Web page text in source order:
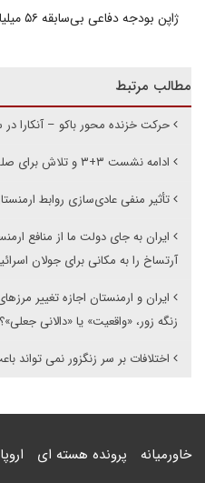
ژاپن بودجه دفاعی بی‌سابقه ۵۶ میلیارد دلاری را در نظر دارد
مطالب مرتبط
حرکت خزنده محور باکو – آنکارا
ادامه نشست ۳+۳ و تلاش برای صلح در قفقاز
تأثیر منفی عادی‌سازی روابط
ایران به جای دولت ما از منافع
آرتساخ را به مکانی برای جولان
ایران و ارمنستان اجازه تغییر
زنگه زور، «واقعیت» یا «دالانی جعلی»؟
اختلافات بر سر زنگزور نمی تواند
خاورمیانه پرونده هسته ای اروپا